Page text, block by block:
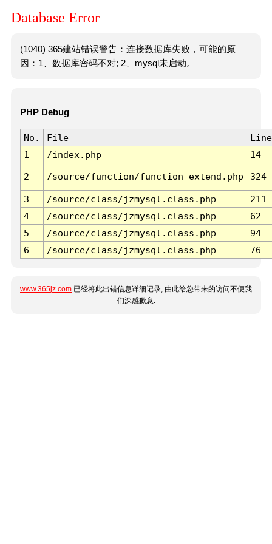
Database Error
(1040) 365建站错误警告：连接数据库失败，可能的原
因：1、数据库密码不对; 2、mysql未启动。
PHP Debug
No. File
Line
1
/index.php 14
2 /source/function/function_extend.php 324
3 /source/class/jzmysql.class.php
211
4
/source/class/jzmysql.class.php
62
5
/source/class/jzmysql.class.php
94
6
/source/class/jzmysql.class.php 76
www.365jz.com 已经将此出错信息详细记录, 由此给您带来的访问不便我
们深感歉意.